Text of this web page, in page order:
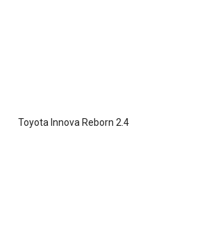
Toyota Innova Reborn 2.4